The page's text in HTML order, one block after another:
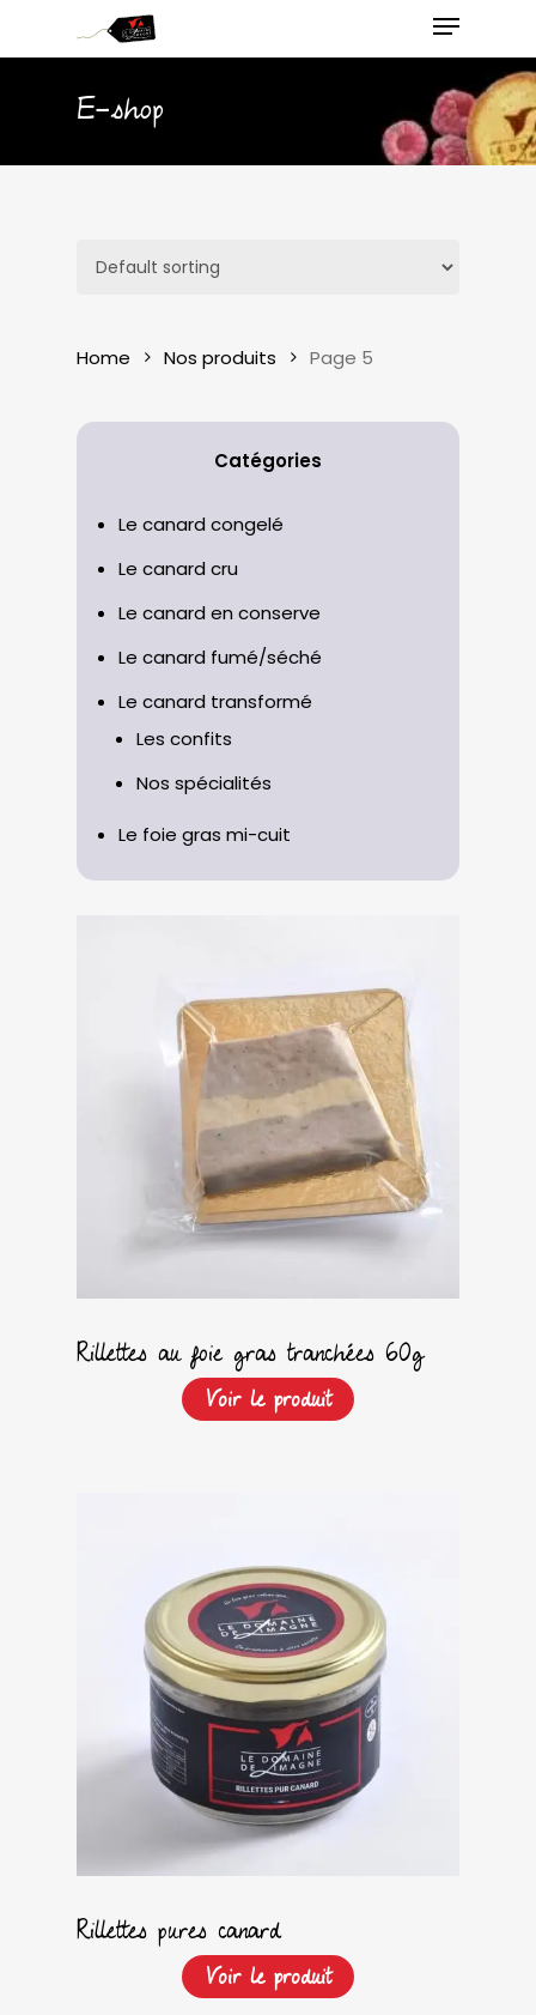
Menu
E-shop
Home Nos produits Page 5
Catégories
Le canard congelé
Le canard cru
Le canard en conserve
Le canard fumé/séché
Le canard transformé
Les confits
Nos spécialités
Le foie gras mi-cuit
Rillettes au foie gras tranchées 60g
Voir le produit
Rillettes pures canard
Voir le produit
Close
Menu